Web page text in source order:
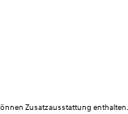
Zusatzausstattung enthalten.